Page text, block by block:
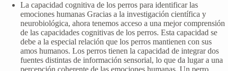
La capacidad cognitiva de los perros para identificar las
emociones humanas Gracias a la investigación científica y
neurobiológica, ahora tenemos acceso a una mejor comprensión
de las capacidades cognitivas de los perros. Esta capacidad se
debe a la especial relación que los perros mantienen con sus
amos humanos. Los perros tienen la capacidad de integrar dos
fuentes distintas de información sensorial, lo que da lugar a una
percepción coherente de las emociones humanas. Un perro